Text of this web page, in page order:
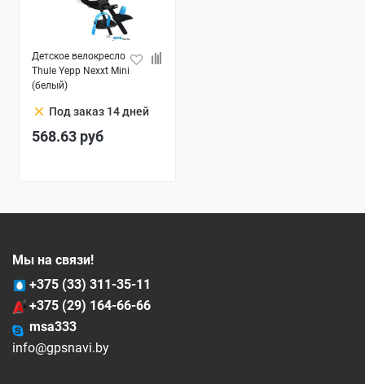
Детское велокресло
Thule Yepp Nexxt Mini
(белый)
clear Под заказ 14 дней
568.63 руб
Мы на связи!
+375 (33) 311-35-11
+375 (29) 164-66-66
msa333
info@gpsnavi.by